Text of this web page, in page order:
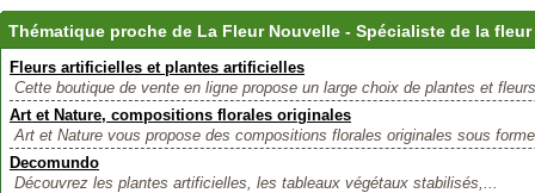
Thématique proche de La Fleur Nouvelle - Spécialiste de la
Fleurs artificielles et plantes artificielles
Cette boutique de vente en ligne propose un large choix de plantes et
Art et Nature, compositions florales originales
Art et Nature vous propose des compositions florales originales sous
Decomundo
Découvrez les plantes artificielles, les tableaux végétaux stabilisés,...